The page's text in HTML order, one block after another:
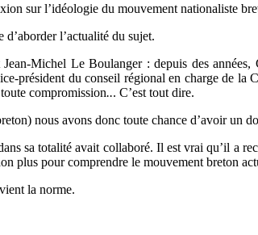
sur l’idéologie du mouvement nationaliste
l’actualité du sujet.
Michel Le Boulanger : depuis des
président du conseil régional en charge de la
compromission... C’est tout dire.
nous avons donc toute chance d’avoir un
sa totalité avait collaboré. Il est vrai qu’il a
plus pour comprendre le mouvement breton
la norme.